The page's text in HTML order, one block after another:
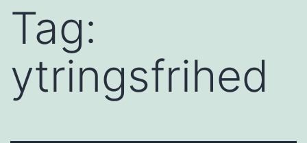
Tag:
ytringsfrihed